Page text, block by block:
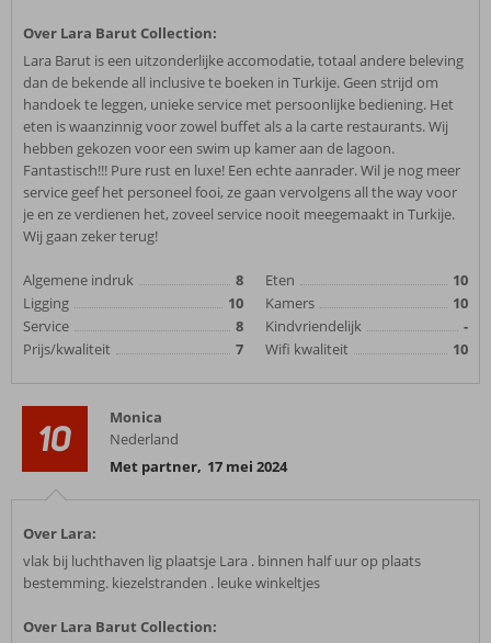
Over Lara Barut Collection:
Lara Barut is een uitzonderlijke accomodatie, totaal andere beleving
dan de bekende all inclusive te boeken in Turkije. Geen strijd om
handoek te leggen, unieke service met persoonlijke bediening. Het
eten is waanzinnig voor zowel buffet als a la carte restaurants. Wij
hebben gekozen voor een swim up kamer aan de lagoon.
Fantastisch!!! Pure rust en luxe! Een echte aanrader. Wil je nog meer
service geef het personeel fooi, ze gaan vervolgens all the way voor
je en ze verdienen het, zoveel service nooit meegemaakt in Turkije.
Wij gaan zeker terug!
Algemene indruk
8
Ligging
10
Service
8
Prijs/kwaliteit
7
Eten
10
Kamers
10
Kindvriendelijk
-
Wifi kwaliteit
10
10
Monica
Nederland
Met partner, 17 mei 2024
Over Lara:
vlak bij luchthaven lig plaatsje Lara . binnen half uur op plaats
bestemming. kiezelstranden . leuke winkeltjes
Over Lara Barut Collection: